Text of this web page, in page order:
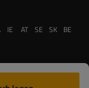
IE AT SE SK BE